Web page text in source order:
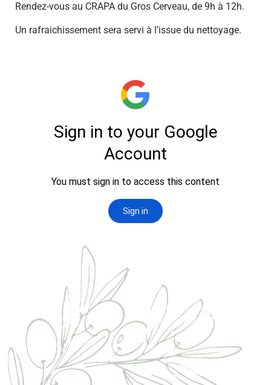
Rendez-vous au CRAPA du Gros Cerveau, de 9h à 12h.
Un rafraichissement sera servi à l’issue du nettoyage.